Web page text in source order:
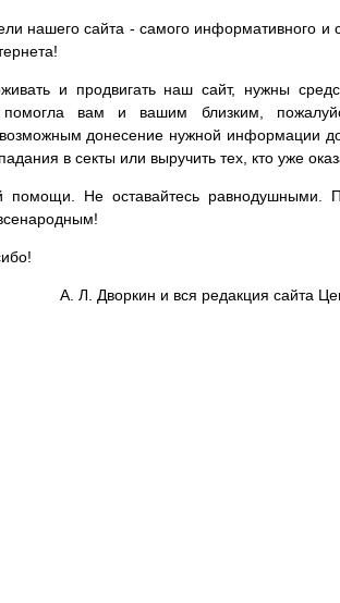
нашего сайта - самого информативного и
и продвигать наш сайт, нужны
вам и вашим близким,
донесение нужной информации
в секты или выручить тех, кто уже
Не оставайтесь равнодушными.
А. Л. Дворкин и вся редакция сайта